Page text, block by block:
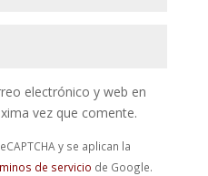
electrónico y web en
vez que comente.
y se aplican la
de servicio de Google.